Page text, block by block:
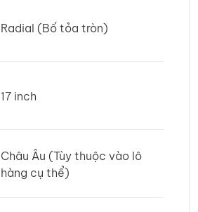
Radial (Bố tỏa tròn)
17 inch
Châu Âu (Tùy thuộc vào lô
hàng cụ thể)